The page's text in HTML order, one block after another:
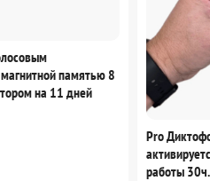
памятью 8
на 11 дней
Pro
работы 30ч.